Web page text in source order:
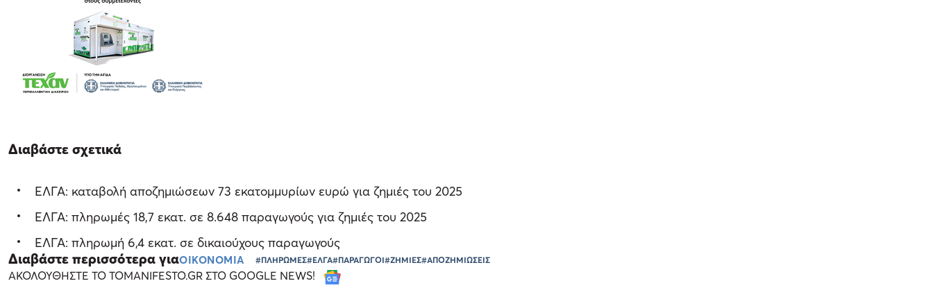
Διαβάστε σχετικά
ΕΛΓΑ: καταβολή αποζημιώσεων 73 εκατομμυρίων ευρώ για ζημιές του 2025
ΕΛΓΑ: πληρωμές 18,7 εκατ. σε 8.648 παραγωγούς για ζημιές του 2025
ΕΛΓΑ: πληρωμή 6,4 εκατ. σε δικαιούχους παραγωγούς
Διαβάστε περισσότερα γιαΟΙΚΟΝΟΜΙΑ #ΠΛΗΡΩΜΕΣ#ΕΛΓΑ#ΠΑΡΑΓΩΓΟΙ#ΖΗΜΙΕΣ#ΑΠΟΖΗΜΙΩΣΕΙΣ
ΑΚΟΛΟΥΘΗΣΤΕ ΤΟ TOMANIFESTO.GR ΣΤΟ GOOGLE NEWS!